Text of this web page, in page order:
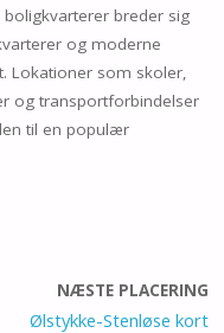
breder sig
og moderne
Lokationer som skoler,
og transportforbindelser
til en populær
NÆSTE PLACERING
Ølstykke-Stenløse kort